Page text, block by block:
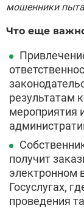
мошенники
Что еще
результатам
мероприятия
получит
электронном
Госуслугах,
проведения